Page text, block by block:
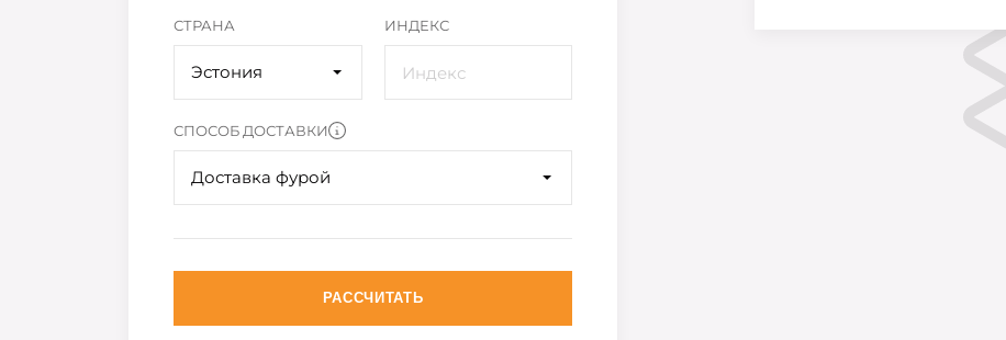
СТРАНА
Эстония
ИНДЕКС
СПОСОБ ДОСТАВКИ
Доставка фурой
РАССЧИТАТЬ